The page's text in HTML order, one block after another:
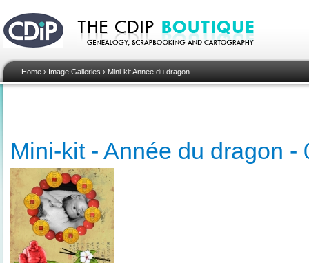
Home › Image Galleries › Mini-kit Annee du dragon
Mini-kit - Année du dragon -